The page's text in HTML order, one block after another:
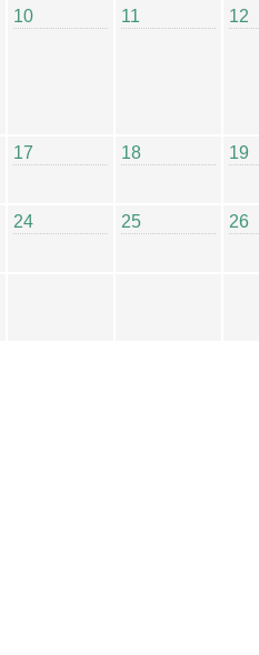
10 11 12
17 18 19
24 25 26